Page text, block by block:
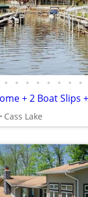
• • • • • • • •
Cass Lake